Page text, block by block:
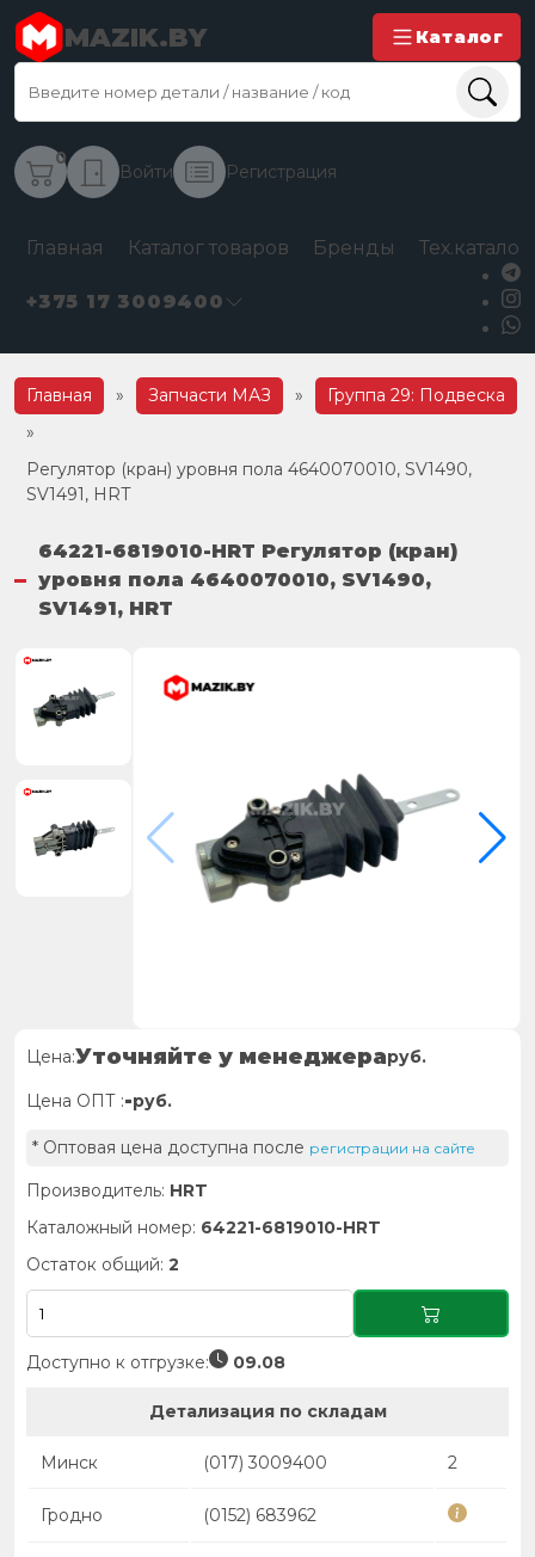
MAZIK.BY Каталог
0
Войти Регистрация
Главная Каталог товаров Бренды
+375 17 3009400
Главная » Запчасти МАЗ »
Группа 29: Подвеска
»
Регулятор (кран) уровня пола 4640070010, SV1490,
SV1491, HRT
64221-6819010-HRT Регулятор (кран)
уровня пола 4640070010, SV1490,
SV1491, HRT
Цена:Уточняйте у менеджераруб.
Цена ОПТ :-руб.
* Оптовая цена доступна после регистрации на сайте
Производитель: HRT
Каталожный номер: 64221-6819010-HRT
Остаток общий: 2
Доступно к отгрузке: 09.08
Детализация по складам
Минск (017) 3009400 2
Гродно (0152) 683962